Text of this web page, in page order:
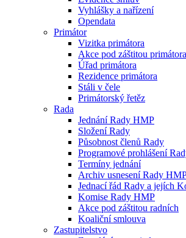
Vyhlášky a nařízení
Opendata
Primátor
Vizitka primátora
Akce pod záštitou primátora
Úřad primátora
Rezidence primátora
Stáli v čele
Primátorský řetěz
Rada
Jednání Rady HMP
Složení Rady
Působnost členů Rady
Programové prohlášení
Termíny jednání
Archiv usnesení Rady
Jednací řád Rady a jejích
Komise Rady HMP
Akce pod záštitou radních
Koaliční smlouva
Zastupitelstvo